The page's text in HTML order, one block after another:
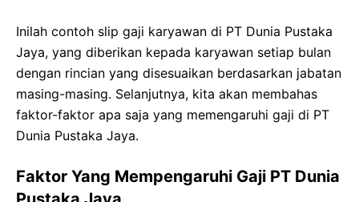
Inilah contoh slip gaji karyawan di PT Dunia Pustaka
Jaya, yang diberikan kepada karyawan setiap bulan
dengan rincian yang disesuaikan berdasarkan jabatan
masing-masing. Selanjutnya, kita akan membahas
faktor-faktor apa saja yang memengaruhi gaji di PT
Dunia Pustaka Jaya.
Faktor Yang Mempengaruhi Gaji PT Dunia